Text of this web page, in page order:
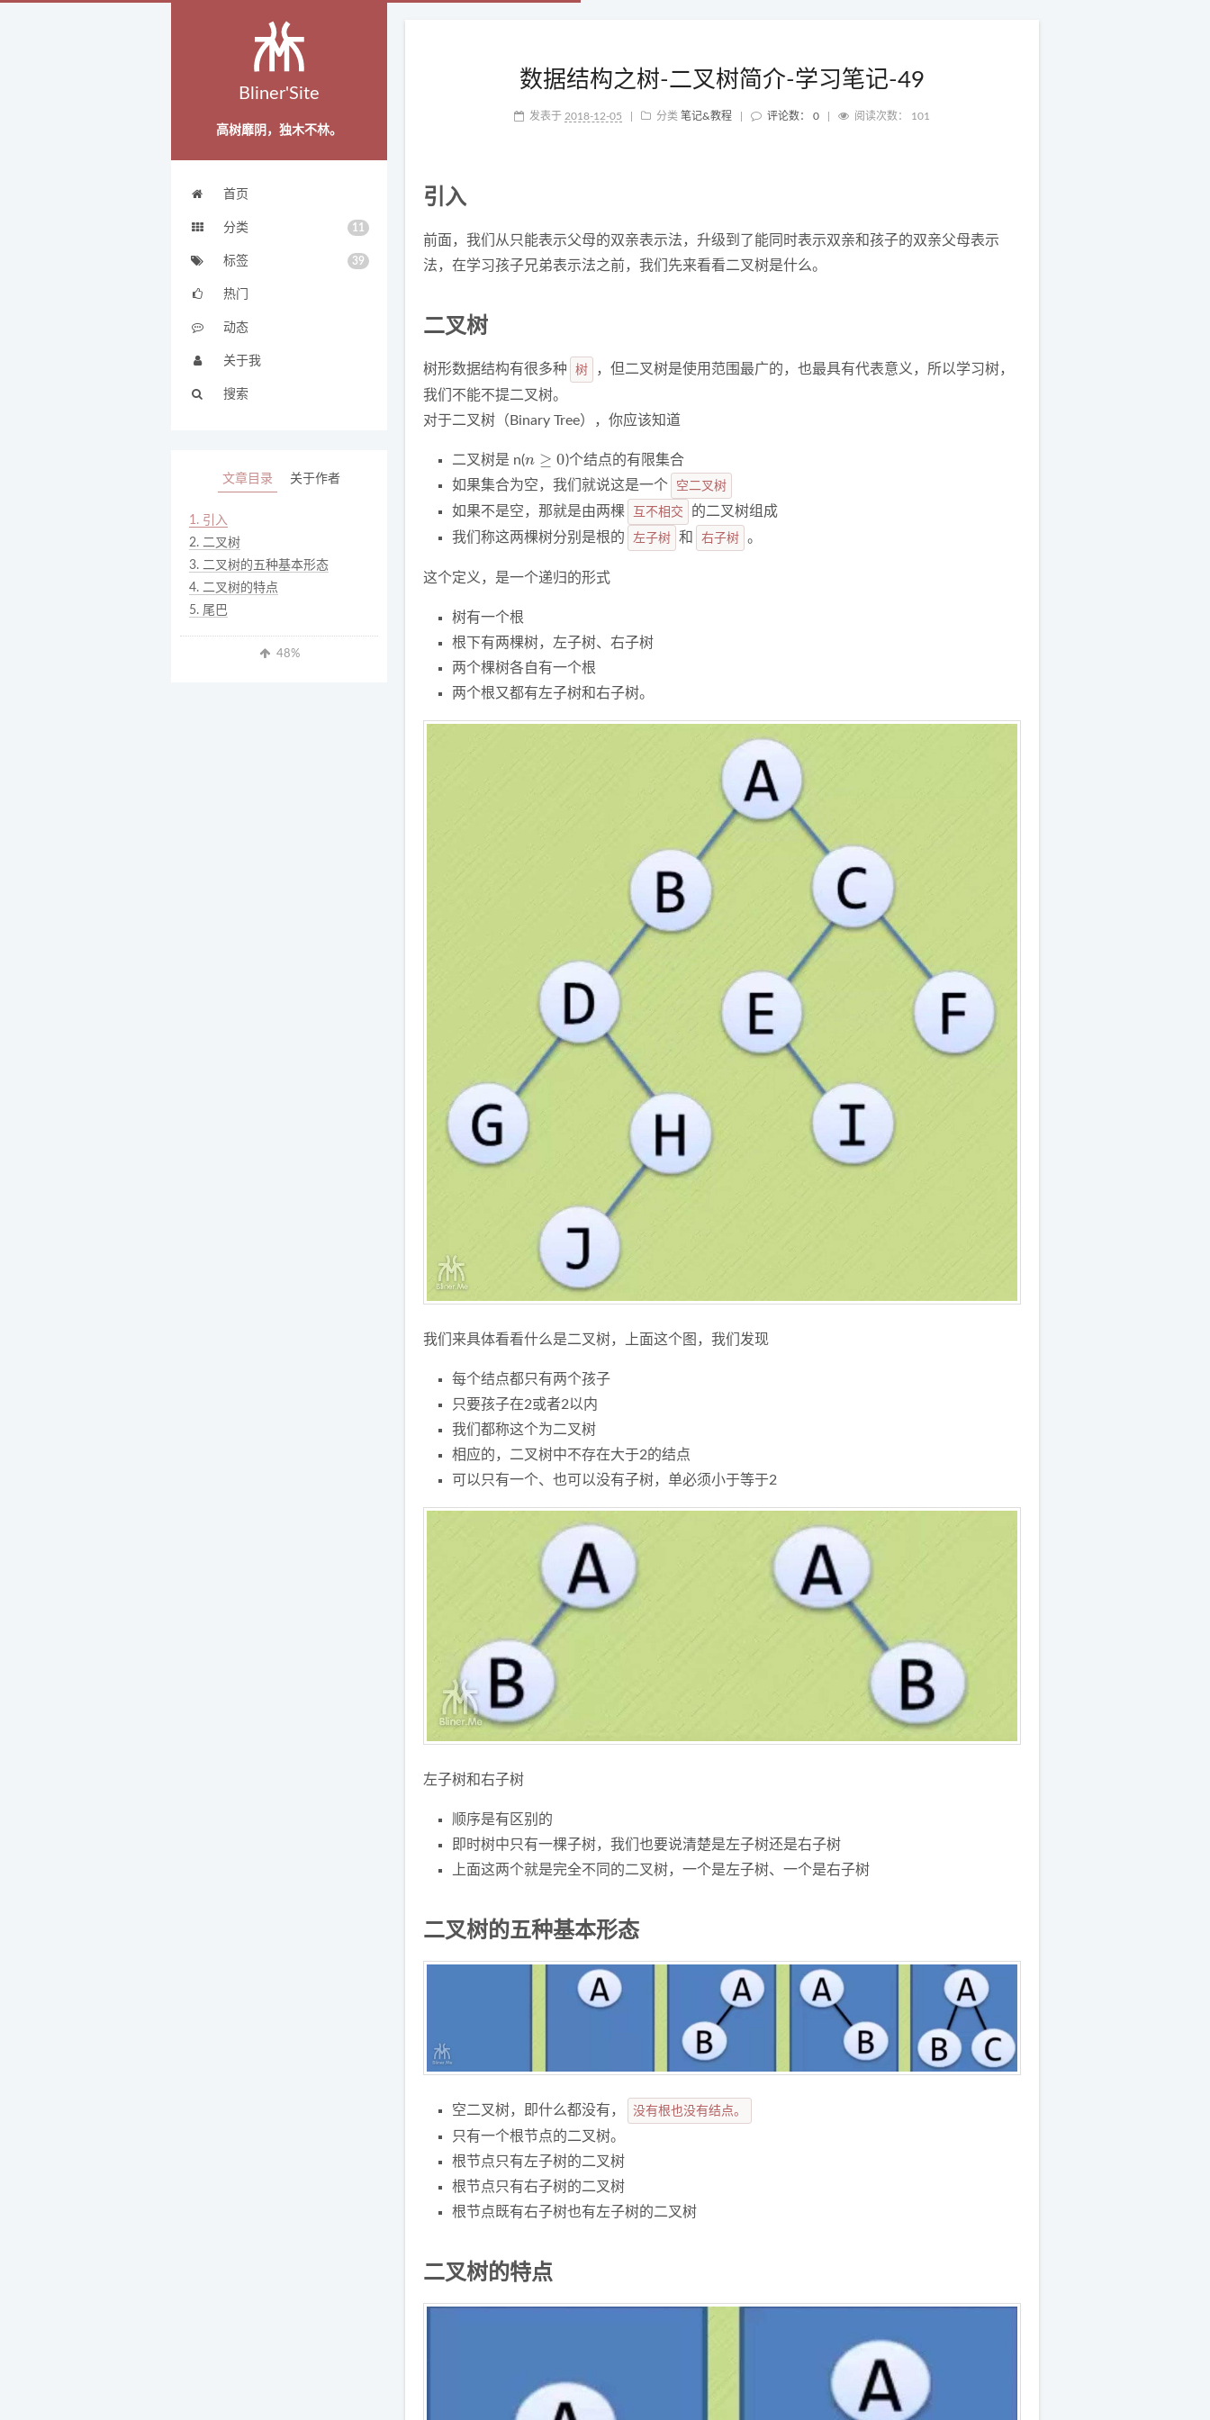
Bliner'Site
高树靡阴，独木不林。
首页
分类 11
标签 39
热门
动态
关于我
搜索
数据结构之树-二叉树简介-学习笔记-49
发表于 2018-12-05 分类 笔记&教程 评论数： 0 阅读次数： 101
引入
前面，我们从只能表示父母的双亲表示法，升级到了能同时表示双亲和孩子的双亲父母表示
法，在学习孩子兄弟表示法之前，我们先来看看二叉树是什么。
二叉树
树形数据结构有很多种 树
，但二叉树是使用范围最广的，也最具有代表意义，所以学习树，
我们不能不提二叉树。
对于二叉树（Binary Tree），你应该知道
二叉树是 n( ≥0
)个结点的有限集合
如果集合为空，我们就说这是一个
空二叉树
如果不是空，那就是由两棵
互不相交
的二叉树组成
我们称这两棵树分别是根的
左子树 和 右子树 。
这个定义，是一个递归的形式
树有一个根
根下有两棵树，左子树、右子树
两个棵树各自有一个根
两个根又都有左子树和右子树。
我们来具体看看什么是二叉树，上面这个图，我们发现
每个结点都只有两个孩子
只要孩子在2或者2以内
我们都称这个为二叉树
相应的，二叉树中不存在大于2的结点
可以只有一个、也可以没有子树，单必须小于等于2
左子树和右子树
顺序是有区别的
即时树中只有一棵子树，我们也要说清楚是左子树还是右子树
上面这两个就是完全不同的二叉树，一个是左子树、一个是右子树
二叉树的五种基本形态
空二叉树，即什么都没有，
没有根也没有结点。
只有一个根节点的二叉树。
根节点只有左子树的二叉树
根节点只有右子树的二叉树
根节点既有右子树也有左子树的二叉树
二叉树的特点
文章目录 关于作者
1. 引入
2. 二叉树
3. 二叉树的五种基本形态
4. 二叉树的特点
5. 尾巴
48%